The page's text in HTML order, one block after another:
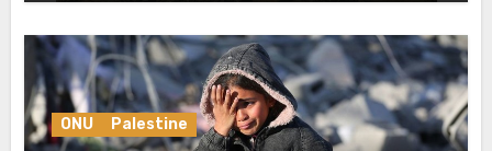
ONU Palestine